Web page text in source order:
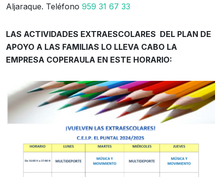
Aljaraque. Teléfono 959 31 67 33
LAS ACTIVIDADES EXTRAESCOLARES DEL PLAN DE
APOYO A LAS FAMILIAS LO LLEVA CABO LA
EMPRESA COPERAULA EN ESTE HORARIO: